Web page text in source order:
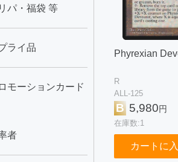
パ・福袋 等
ライ品
モーションカード
者
Phyrexian
R
ALL-125
B 5,980円
在庫数:1
カートに